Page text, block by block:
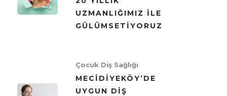
UZMANLIĞIMIZ ILE
GÜLÜMSETIYORUZ
Çocuk Diş Sağlığı
MECIDIYEKÖY’DE
UYGUN DIŞ